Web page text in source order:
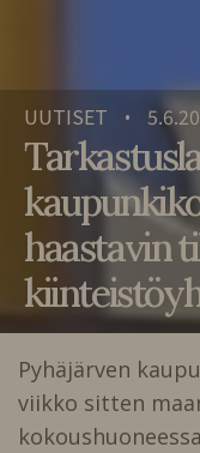
UUTISET •
haastavin
Pyhäjärven
viikko sitten